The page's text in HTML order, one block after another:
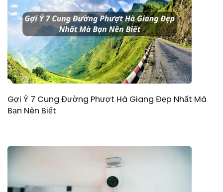
Gợi Ý 7 Cung Đường Phượt Hà Giang Đẹp Nhất Mà
Bạn Nên Biết